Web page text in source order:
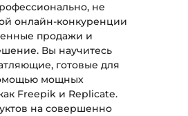
не
онлайн-конкуренции
продажи и
Вы научитесь
готовые для
мощных
Freepik и Replicate.
на совершенно